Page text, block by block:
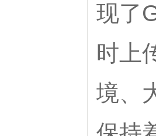
现了
时上
境、